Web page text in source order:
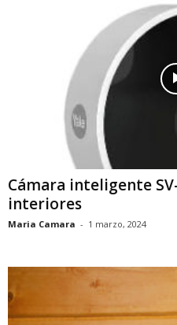
Cámara inteligente
interiores
Maria Camara - 1 marzo, 2024